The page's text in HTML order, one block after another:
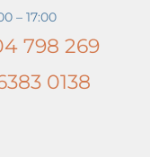
– 17:00
798 269
0138